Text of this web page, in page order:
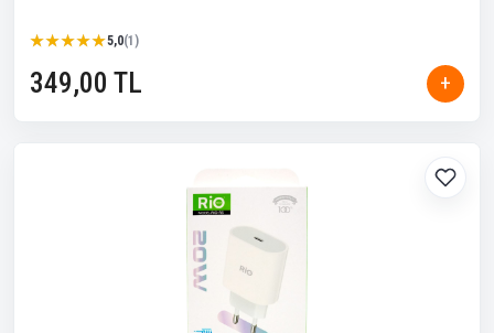
★★★★★
★★★★★5,0(1)
349,00 TL +